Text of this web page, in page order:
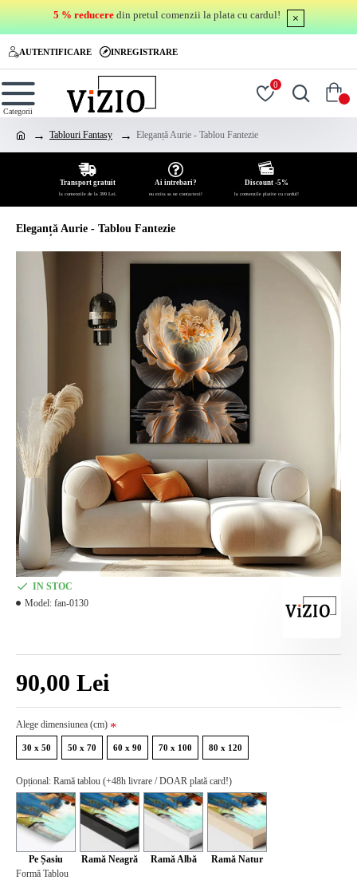
5 % reducere din pretul comenzii la plata cu cardul!
AUTENTIFICARE INREGISTRARE
0
Tablouri Fantasy Eleganță Aurie - Tablou Fantezie
Transport gratuit
la comenzile de la 399 Lei.
Ai intrebari?
nu ezita sa ne contactezi!
Discount -5%
la comenzile platite cu cardul!
Eleganță Aurie - Tablou Fantezie
90,00 Lei
IN STOC
Model: fan-0130
Alege dimensiunea (cm)
30 x 50 50 x 70 60 x 90 70 x 100 80 x 120
Opțional: Ramă tablou (+48h livrare / DOAR plată card!)
Pe Șasiu Ramă Neagră Ramă Albă
Ramă Natur
Formă Tablou